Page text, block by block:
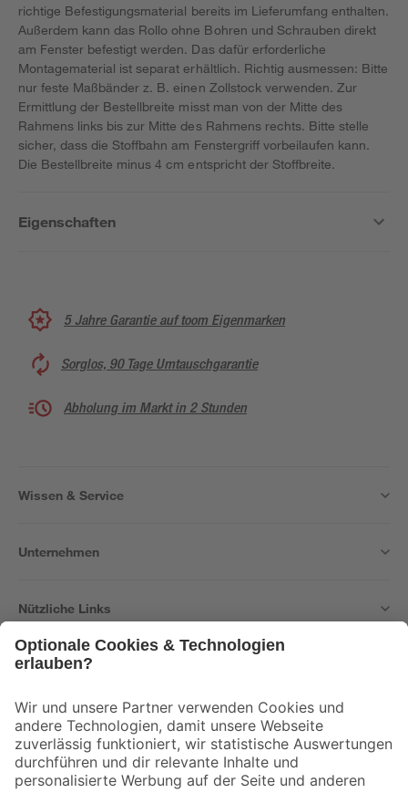
richtige Befestigungsmaterial bereits im Lieferumfang enthalten.
Außerdem kann das Rollo ohne Bohren und Schrauben direkt
am Fenster befestigt werden. Das dafür erforderliche
Montagematerial ist separat erhältlich. Richtig ausmessen: Bitte
nur feste Maßbänder z. B. einen Zollstock verwenden. Zur
Ermittlung der Bestellbreite misst man von der Mitte des
Rahmens links bis zur Mitte des Rahmens rechts. Bitte stelle
sicher, dass die Stoffbahn am Fenstergriff vorbeilaufen kann.
Die Bestellbreite minus 4 cm entspricht der Stoffbreite.
Eigenschaften
5 Jahre Garantie auf toom Eigenmarken
Sorglos, 90 Tage Umtauschgarantie
Abholung im Markt in 2 Stunden
Wissen & Service
Unternehmen
Nützliche Links
Der toom Newsletter: Keine Angebote und Aktionen mehr verpassen!
Zur Newsletter Anmeldung